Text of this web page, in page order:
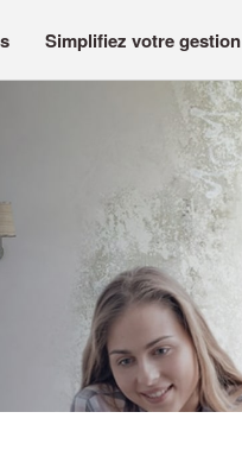
Simplifiez votre gestion